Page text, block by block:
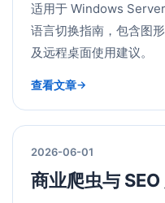
适用于 Windows
语言切换指南，包含图
及远程桌面使用建议。
查看文章
2026-06-01
商业爬虫与